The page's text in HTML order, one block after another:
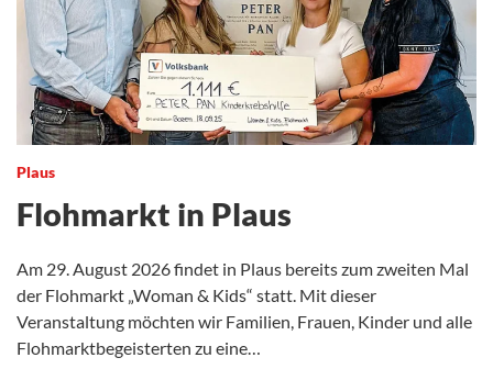
Plaus
Flohmarkt in Plaus
Am 29. August 2026 findet in Plaus bereits zum zweiten Mal
der Flohmarkt „Woman & Kids“ statt. Mit dieser
Veranstaltung möchten wir Familien, Frauen, Kinder und alle
Flohmarktbegeisterten zu eine…